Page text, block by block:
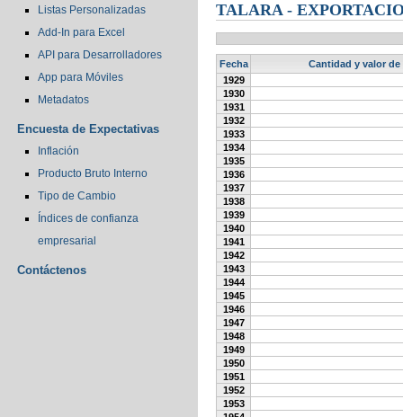
Listas Personalizadas
Add-In para Excel
API para Desarrolladores
App para Móviles
Metadatos
Encuesta de Expectativas
Inflación
Producto Bruto Interno
Tipo de Cambio
Índices de confianza
empresarial
Contáctenos
TALARA -
Fecha
Cantidad y valor
1929
1930
1931
1932
1933
1934
1935
1936
1937
1938
1939
1940
1941
1942
1943
1944
1945
1946
1947
1948
1949
1950
1951
1952
1953